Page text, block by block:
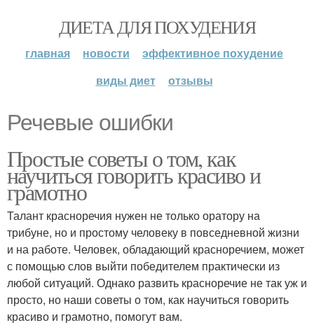
ДИЕТА ДЛЯ ПОХУДЕНИЯ
главная новости
эффективное похудение
виды диет
отзывы
Речевые ошибки
Простые советы о том, как
научиться говорить красиво и
грамотно
Талант красноречия нужен не только оратору на
трибуне, но и простому человеку в повседневной жизни
и на работе. Человек, обладающий красноречием, может
с помощью слов выйти победителем практически из
любой ситуаций. Однако развить красноречие не так уж и
просто, но наши советы о том, как научиться говорить
красиво и грамотно, помогут вам.